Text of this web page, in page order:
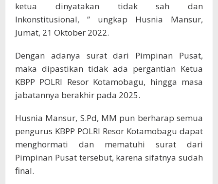
ketua dinyatakan tidak sah dan
Inkonstitusional, ” ungkap Husnia Mansur,
Jumat, 21 Oktober 2022.
Dengan adanya surat dari Pimpinan Pusat,
maka dipastikan tidak ada pergantian Ketua
KBPP POLRI Resor Kotamobagu, hingga masa
jabatannya berakhir pada 2025.
Husnia Mansur, S.Pd, MM pun berharap semua
pengurus KBPP POLRI Resor Kotamobagu dapat
menghormati dan mematuhi surat dari
Pimpinan Pusat tersebut, karena sifatnya sudah
final.